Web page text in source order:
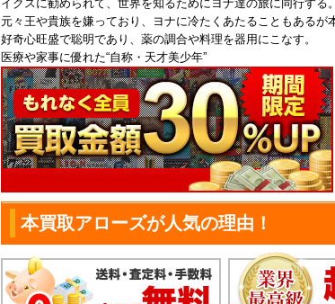
イクスに勧められて、世界を知るためにヨナ達の旅に同行する。
元々王や貴族を嫌っており、ヨナに冷たくあたることもあるが
好奇心旺盛で聡明であり、薬の調合や料理を器用にこなす。
医療や家事に優れた“自称・天才美少年”
本買取アローズが人気の理由！